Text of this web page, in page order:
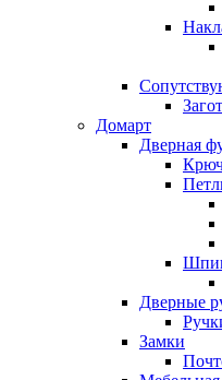
Домарт
Дверная
Дверные
Замки